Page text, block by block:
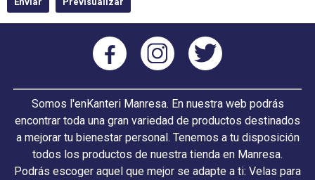
Somos l'enKanteri Manresa. En nuestra web podrás
encontrar toda una gran variedad de productos destinados
a mejorar tu bienestar personal. Tenemos a tu disposición
todos los productos de nuestra tienda en Manresa.
Podrás escoger aquel que mejor se adapte a ti: Velas para